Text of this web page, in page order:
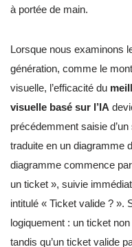
à portée de main.
Lorsque nous examinons
génération, comme le
visuelle, l’efficacité du
visuelle basé sur l’IA
précédemment saisie
traduite en un diagramme
diagramme commence
un ticket », suivie
intitulé « Ticket valide ? ».
logiquement : un ticket
tandis qu’un ticket valide